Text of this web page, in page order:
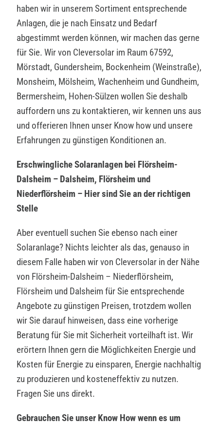
haben wir in unserem Sortiment entsprechende
Anlagen, die je nach Einsatz und Bedarf
abgestimmt werden können, wir machen das gerne
für Sie. Wir von Cleversolar im Raum 67592,
Mörstadt, Gundersheim, Bockenheim (Weinstraße),
Monsheim, Mölsheim, Wachenheim und Gundheim,
Bermersheim, Hohen-Sülzen wollen Sie deshalb
auffordern uns zu kontaktieren, wir kennen uns aus
und offerieren Ihnen unser Know how und unsere
Erfahrungen zu günstigen Konditionen an.
Erschwingliche Solaranlagen bei Flörsheim-
Dalsheim – Dalsheim, Flörsheim und
Niederflörsheim – Hier sind Sie an der richtigen
Stelle
Aber eventuell suchen Sie ebenso nach einer
Solaranlage? Nichts leichter als das, genauso in
diesem Falle haben wir von Cleversolar in der Nähe
von Flörsheim-Dalsheim – Niederflörsheim,
Flörsheim und Dalsheim für Sie entsprechende
Angebote zu günstigen Preisen, trotzdem wollen
wir Sie darauf hinweisen, dass eine vorherige
Beratung für Sie mit Sicherheit vorteilhaft ist. Wir
erörtern Ihnen gern die Möglichkeiten Energie und
Kosten für Energie zu einsparen, Energie nachhaltig
zu produzieren und kosteneffektiv zu nutzen.
Fragen Sie uns direkt.
Gebrauchen Sie unser Know How wenn es um